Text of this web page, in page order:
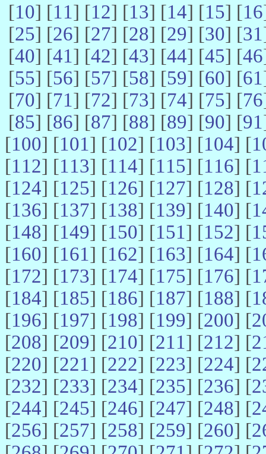
[10] [11] [12] [13] [14] [15] [16
[25] [26] [27] [28] [29] [30] [31
[40] [41] [42] [43] [44] [45] [46
[55] [56] [57] [58] [59] [60] [61
[70] [71] [72] [73] [74] [75] [76
[85] [86] [87] [88] [89] [90] [91
[100] [101] [102] [103] [104] [
[112] [113] [114] [115] [116] [
[124] [125] [126] [127] [128] [
[136] [137] [138] [139] [140] [
[148] [149] [150] [151] [152] [
[160] [161] [162] [163] [164] [
[172] [173] [174] [175] [176] [
[184] [185] [186] [187] [188] [
[196] [197] [198] [199] [200] [
[208] [209] [210] [211] [212] [
[220] [221] [222] [223] [224] [
[232] [233] [234] [235] [236] [
[244] [245] [246] [247] [248] [
[256] [257] [258] [259] [260] [